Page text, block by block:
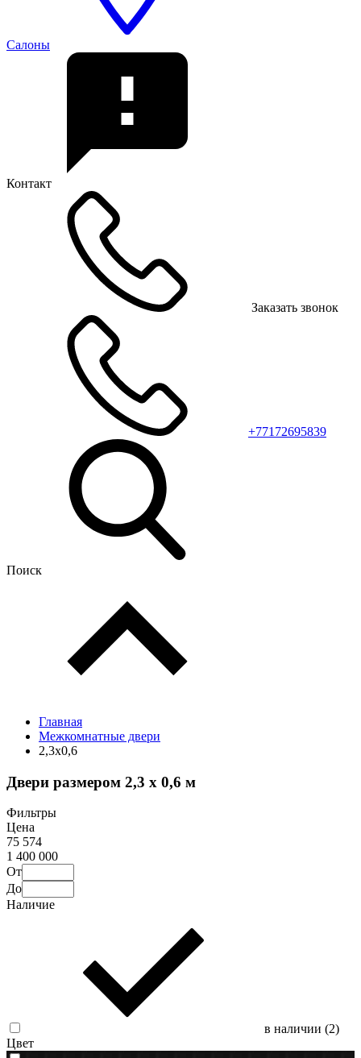
Салоны
Контакт
Заказать звонок
+77172695839
Поиск
Главная
Межкомнатные двери
2,3х0,6
Двери размером 2,3 х 0,6 м
Фильтры
Цена
75 574
1 400 000
От
До
Наличие
в наличии (2)
Цвет